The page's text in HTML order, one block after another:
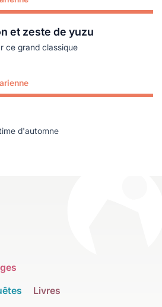
et zeste de yuzu
ce grand classique
d'automne
Livres